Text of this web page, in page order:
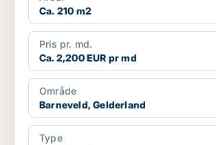
Ca. 210 m2
Pris pr. md.
Ca. 2,200 EUR pr md
Område
Barneveld, Gelderland
Type